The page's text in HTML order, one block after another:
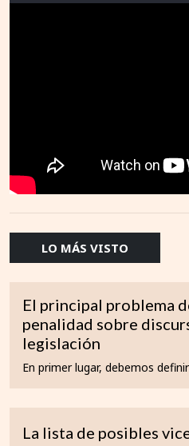
LO MÁS VISTO
El principal problema
penalidad sobre
legislación
En primer lugar, debemos
La lista de posibles